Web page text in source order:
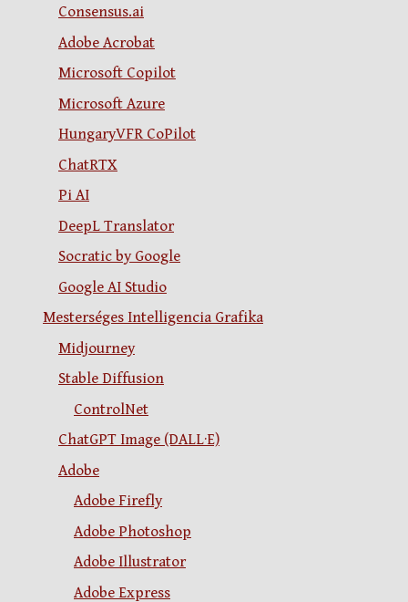
Consensus.ai
Adobe Acrobat
Microsoft Copilot
Microsoft Azure
HungaryVFR CoPilot
ChatRTX
Pi AI
DeepL Translator
Socratic by Google
Google AI Studio
Mesterséges Intelligencia Grafika
Midjourney
Stable Diffusion
ControlNet
ChatGPT Image (DALL·E)
Adobe
Adobe Firefly
Adobe Photoshop
Adobe Illustrator
Adobe Express